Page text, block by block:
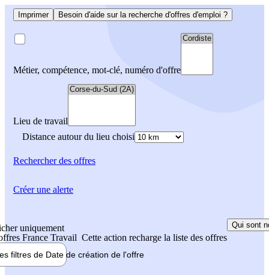
Imprimer Besoin d'aide sur la recherche d'offres d'emploi ?
Métier, compétence, mot-clé, numéro d'offre
Lieu de travail
Distance autour du lieu choisi
Rechercherdes offres
uniquement
France Travail Cette action recharge la liste des offres
Qui sont
filtres de Date de création de l'offre
Créer une alerte